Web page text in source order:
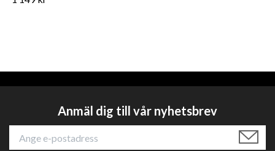
Anmäl dig till vår nyhetsbrev